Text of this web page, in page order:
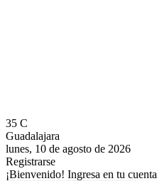
35 C
Guadalajara
lunes, 10 de agosto de 2026
Registrarse
¡Bienvenido! Ingresa en tu cuenta